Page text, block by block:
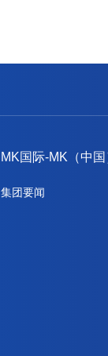
MK国际-MK（中
集团要闻